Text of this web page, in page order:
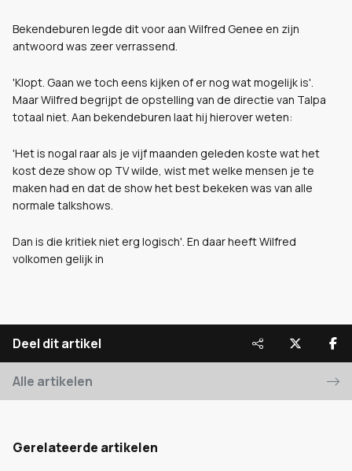
Bekendeburen legde dit voor aan Wilfred Genee en zijn
antwoord was zeer verrassend.
'Klopt. Gaan we toch eens kijken of er nog wat mogelijk is'.
Maar Wilfred begrijpt de opstelling van de directie van Talpa
totaal niet. Aan bekendeburen laat hij hierover weten:
'Het is nogal raar als je vijf maanden geleden koste wat het
kost deze show op TV wilde, wist met welke mensen je te
maken had en dat de show het best bekeken was van alle
normale talkshows.
Dan is die kritiek niet erg logisch'. En daar heeft Wilfred
volkomen gelijk in
Deel dit artikel
Alle artikelen
Gerelateerde artikelen